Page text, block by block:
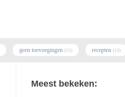
geen toevoegingen (15) recepten (13)
Meest bekeken: